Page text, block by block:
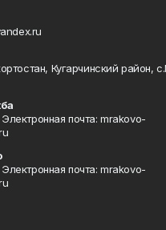
Кугарчинский район,
почта: mrakovo-
почта: mrakovo-